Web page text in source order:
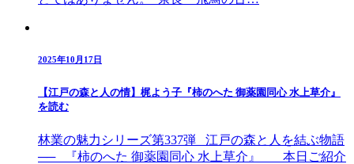
2025年10月17日
【江戸の森と人の情】梶よう子『柿のへた 御薬園同心 水上草介』
を読む
林業の魅力シリーズ第337弾 江戸の森と人を結ぶ物語
── 『柿のへた 御薬園同心 水上草介』 本日ご紹介